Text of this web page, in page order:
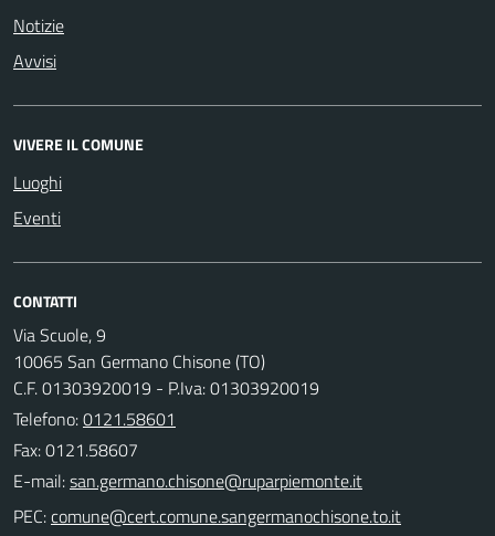
Notizie
Avvisi
VIVERE IL COMUNE
Luoghi
Eventi
CONTATTI
Via Scuole, 9
10065 San Germano Chisone (TO)
C.F. 01303920019 - P.Iva: 01303920019
Telefono:0121.58601
Fax: 0121.58607
E-mail:
PEC: